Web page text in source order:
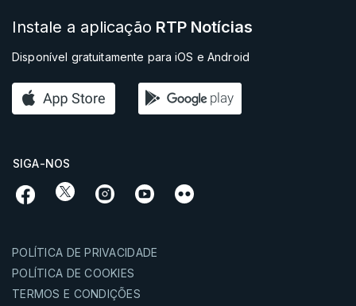
Instale a aplicação RTP Notícias
Disponível gratuitamente para iOS e Android
SIGA-NOS
POLÍTICA DE PRIVACIDADE
POLÍTICA DE COOKIES
TERMOS E CONDIÇÕES